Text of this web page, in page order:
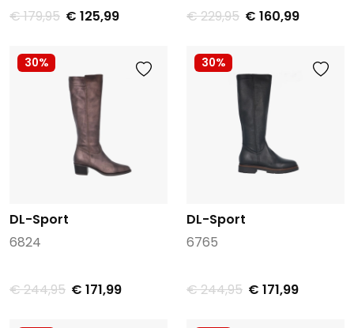
€ 179,95 € 125,99 € 229,95 € 160,99
30%
DL-Sport
6824
€ 244,95 € 171,99
30%
DL-Sport
6765
€ 244,95 € 171,99